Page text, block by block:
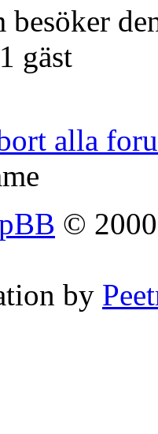
besöker
gäst
alla
©
by